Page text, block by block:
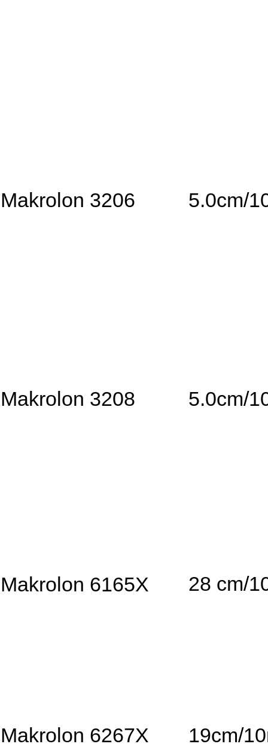
Makrolon 3206 5.0cm/
Makrolon 3208 5.0cm/
Makrolon 6165X 28 cm/
Makrolon 6267X 19cm/